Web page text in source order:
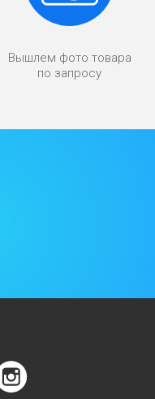
Вышлем фото товара
по запросу